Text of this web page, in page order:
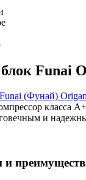
Funai
Funai (Фунай)
класса
и
и